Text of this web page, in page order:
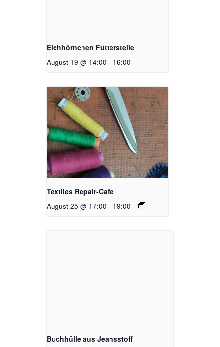
Eichhörnchen Futterstelle
August 19 @ 14:00 - 16:00
Textiles Repair-Cafe
August 25 @ 17:00 - 19:00
Buchhülle aus Jeansstoff